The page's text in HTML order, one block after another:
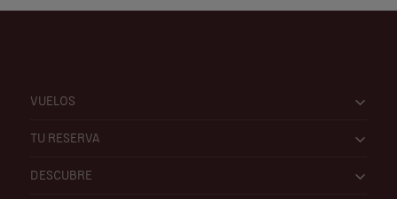
VUELOS
TU RESERVA
DESCUBRE